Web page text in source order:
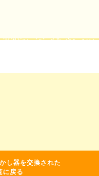
し器を交換された
に戻る